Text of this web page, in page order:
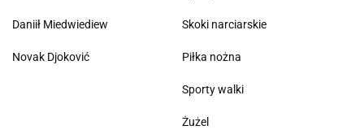
Daniił Miedwiediew
Novak Djoković
Skoki narciarskie
Piłka nożna
Sporty walki
Żużel